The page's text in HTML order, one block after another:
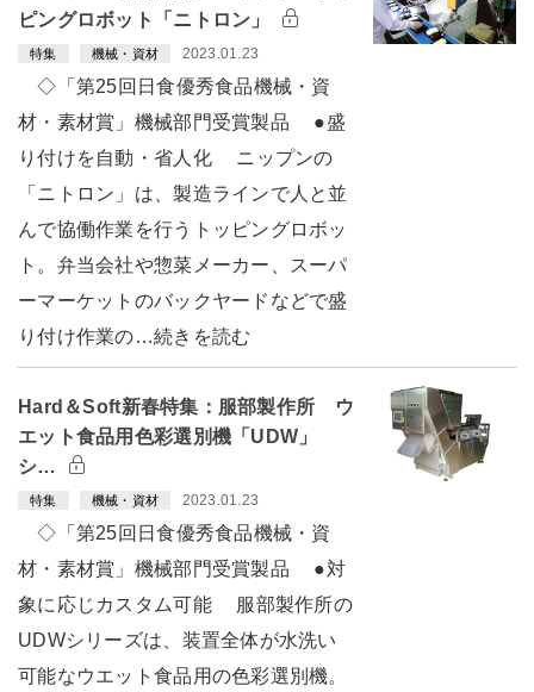
ピングロボット「ニトロン」
特集 機械・資材 2023.01.23
◇「第25回日食優秀食品機械・資
材・素材賞」機械部門受賞製品 ●盛
り付けを自動・省人化 ニップンの
「ニトロン」は、製造ラインで人と並
んで協働作業を行うトッピングロボッ
ト。弁当会社や惣菜メーカー、スーパ
ーマーケットのバックヤードなどで盛
り付け作業の…続きを読む
Hard＆Soft新春特集：服部製作所 ウ
エット食品用色彩選別機「UDW」
シ…
特集 機械・資材 2023.01.23
◇「第25回日食優秀食品機械・資
材・素材賞」機械部門受賞製品 ●対
象に応じカスタム可能 服部製作所の
UDWシリーズは、装置全体が水洗い
可能なウエット食品用の色彩選別機。